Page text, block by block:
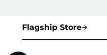
Flagship Store